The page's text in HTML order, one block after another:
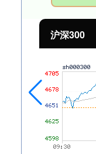
沪深300